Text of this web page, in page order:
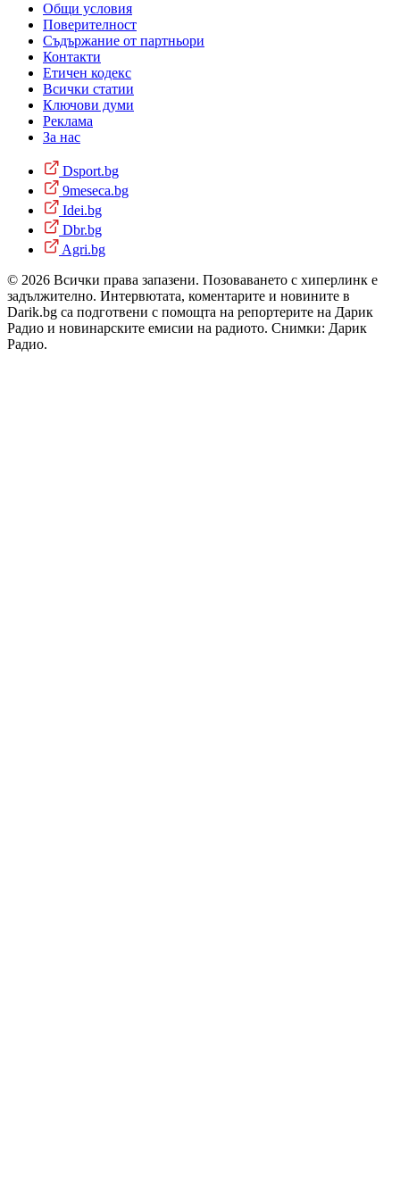
Общи условия
Поверителност
Съдържание от партньори
Контакти
Етичен кодекс
Всички статии
Ключови думи
Реклама
За нас
Dsport.bg
9meseca.bg
Idei.bg
Dbr.bg
Agri.bg
© 2026 Всички права запазени. Позоваването с хиперлинк е
задължително. Интервютата, коментарите и новините в
Darik.bg са подготвени с помощта на репортерите на Дарик
Радио и новинарските емисии на радиото. Снимки: Дарик
Радио.